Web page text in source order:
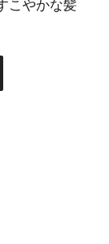
こやかな髪